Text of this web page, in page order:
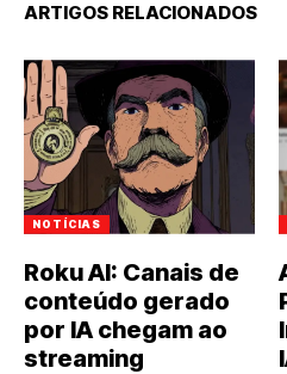
ARTIGOS RELACIONADOS
NOTÍCIAS
Roku AI: Canais de
conteúdo gerado
por IA chegam ao
streaming